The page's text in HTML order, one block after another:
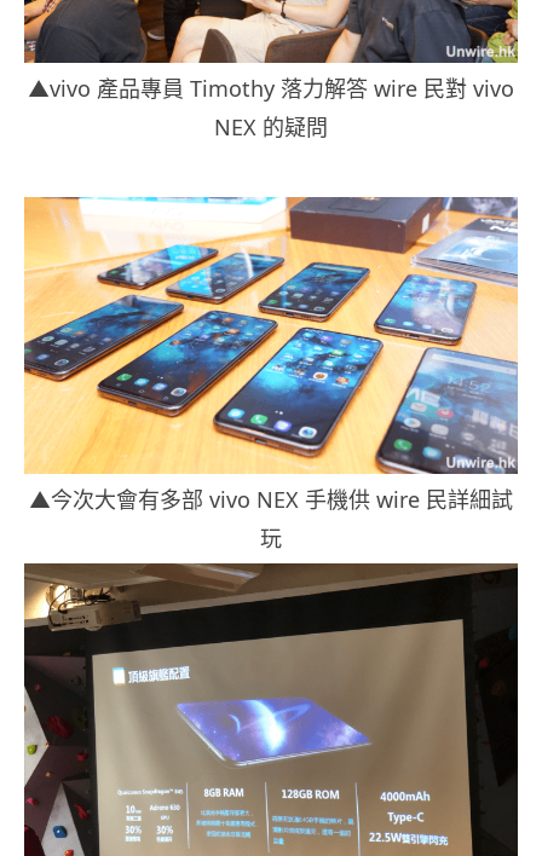
▲vivo 產品專員 Timothy 落力解答 wire 民對 vivo
NEX 的疑問
▲今次大會有多部 vivo NEX 手機供 wire 民詳細試
玩